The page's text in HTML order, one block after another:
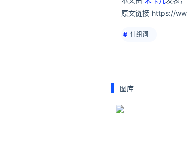
原文链接 https://
什组词
图库